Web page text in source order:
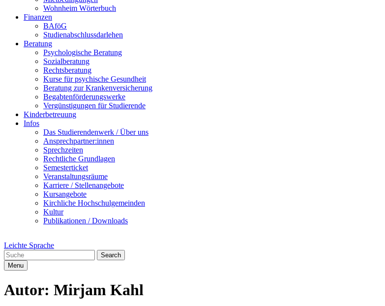
Wohnheim Wörterbuch
Finanzen
BAföG
Studienabschlussdarlehen
Beratung
Psychologische Beratung
Sozialberatung
Rechtsberatung
Kurse für psychische Gesundheit
Beratung zur Krankenversicherung
Begabtenförderungswerke
Vergünstigungen für Studierende
Kinderbetreuung
Infos
Das Studierendenwerk / Über uns
Ansprechpartner:innen
Sprechzeiten
Rechtliche Grundlagen
Semesterticket
Veranstaltungsräume
Karriere / Stellenangebote
Kursangebote
Kirchliche Hochschulgemeinden
Kultur
Publikationen / Downloads
Leichte Sprache
Search
Menu
Autor: Mirjam Kahl